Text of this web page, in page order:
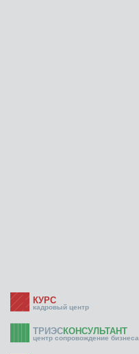
КУРС
кадровый центр
ТРИЭСКОНСУЛЬТАНТ
центр сопровождение бизнеса